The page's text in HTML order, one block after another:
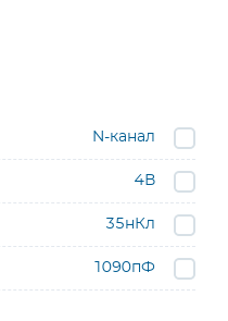
N-канал
4В
35нКл
1090пФ